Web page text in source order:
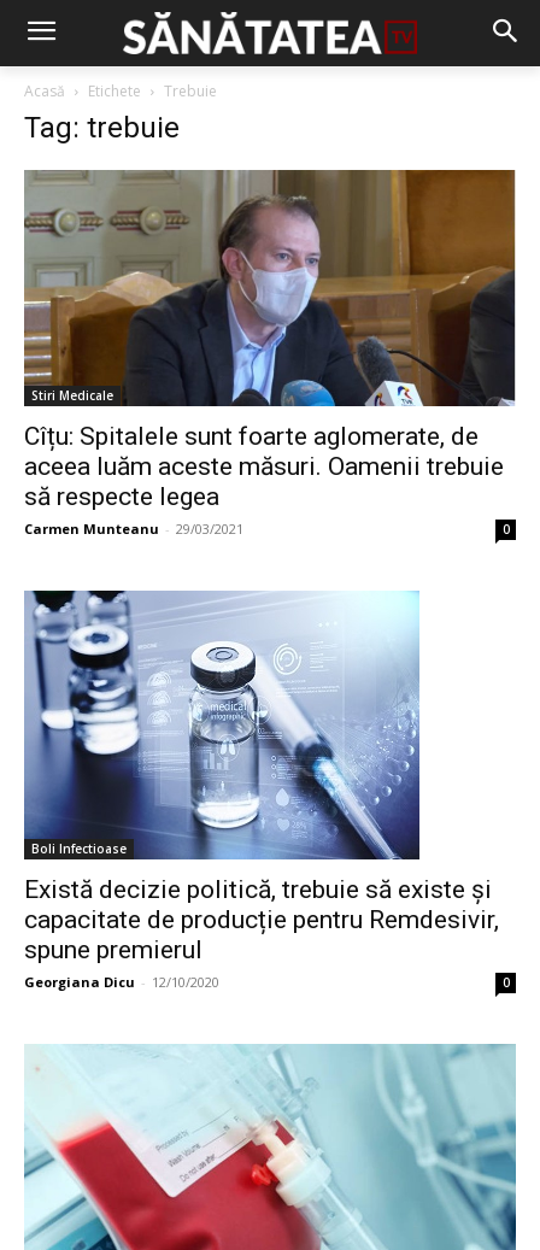
Acasă Etichete Trebuie
Tag: trebuie
Stiri Medicale
Cîțu: Spitalele sunt foarte aglomerate, de
aceea luăm aceste măsuri. Oamenii trebuie
să respecte legea
Carmen Munteanu - 29/03/2021 0
Boli Infectioase
Există decizie politică, trebuie să existe și
capacitate de producție pentru Remdesivir,
spune premierul
Georgiana Dicu - 12/10/2020 0